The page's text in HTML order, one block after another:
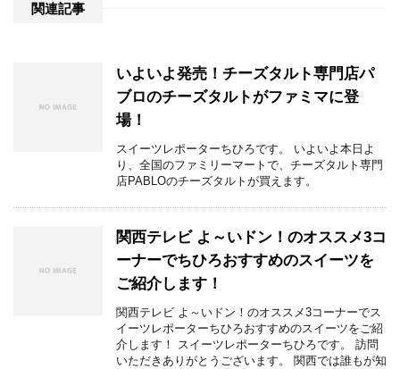
関連記事
いよいよ発売！チーズタルト専門店パ
ブロのチーズタルトがファミマに登
場！
スイーツレポーターちひろです。 いよいよ本日よ
り、全国のファミリーマートで、チーズタルト専門
店PABLOのチーズタルトが買えます。
関西テレビ よ～いドン！のオススメ3コ
ーナーでちひろおすすめのスイーツを
ご紹介します！
関西テレビ よ～いドン！のオススメ3コーナーでス
イーツレポーターちひろおすすめのスイーツをご紹
介します！ スイーツレポーターちひろです。 訪問
いただきありがとうございます。 関西では誰もが知